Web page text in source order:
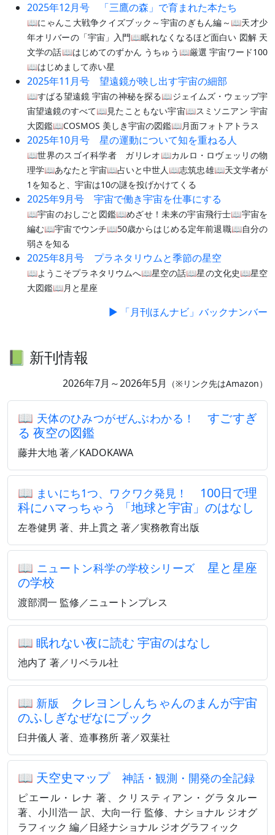
2025年12月号 「三鷹の森」で育まれた本たち
📖にゃんこ大戦争クイズブック～宇宙のぎもん編～📖天才少
年オリバーの「宇宙」入門📖眠れなくなるほど面白い 図解 天
文学の話📖はじめてのずかん うちゅう📖厳選 宇宙ワード100
📖はじめまして赤い星
2025年11月号 望遠鏡が映し出す宇宙の細部
📖すばる望遠鏡 宇宙の神秘を探る📖ジェイムズ・ウェッブ宇
宙望遠鏡のすべて📖見たこともない宇宙📖スミソニアン 宇宙
大図鑑📖COSMOS 美しき宇宙の図鑑📖月面フォトアトラス
2025年10月号 星の運動について知を重ねる人
📖世界のスゴイ科学者 ガリレオ📖カルロ・ロヴェッリの物
理学📖あなたと宇宙📖占いと中世人📖志筑忠雄📖天文学者が
1を知ると、宇宙は10の謎を投げかけてくる
2025年9月号 宇宙で働き宇宙を仕事にする
📖宇宙のおしごと図鑑📖めざせ！未来の宇宙飛行士📖宇宙を
編む📖宇宙でウンチ📖50歳からはじめる定年前退職📖自分の
弱さを知る
2025年8月号 プラネタリウムと季節の星空
📖ようこそプラネタリウムへ📖星空の話📖星の文化史📖星空
大図鑑📖月と星座
▶ 「月刊ほんナビ」バックナンバー
📗 新刊情報
2026年7月～2026年5月 （※リンク先はAmazon）
📖 天体のひみつがぜんぶわかる！
すごすぎ
る 夜空の図鑑
藤井大地 著／KADOKAWA
📖 まいにち1つ、ワクワク発見！
100日で理
科にハマっちゃう 「地球と宇宙」のはなし
左巻健男 著、井上貫之 著／実務教育出版
📖 ニュートン科学の学校シリーズ 星と星座
の学校
渡部潤一 監修／ニュートンプレス
📖 眠れない夜に読む 宇宙のはなし
池内了 著／リベラル社
📖 新版
クレヨンしんちゃんのまんが宇宙
のふしぎなぜなにブック
臼井儀人 著、造事務所 著／双葉社
📖 天空史マップ 神話・観測・開発の全記録
ピエール・レナ 著、クリスティアン・グラタルー
著、小川浩一 訳、大向一行 監修、ナショナル ジオグ
ラフィック 編／日経ナショナル ジオグラフィック